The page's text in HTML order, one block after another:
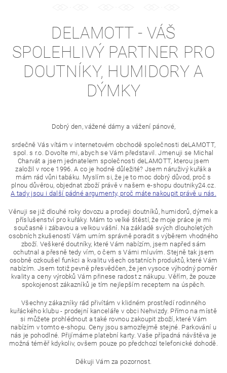
DELAMOTT - VÁŠ
SPOLEHLIVÝ PARTNER PRO
DOUTNÍKY, HUMIDORY A
DÝMKY
Dobrý den, vážené dámy a vážení pánové,
srdečně Vás vítám v internetovém obchodě společnosti deLAMOTT,
spol. s r.o. Dovolte mi, abych se Vám představil. Jmenuji se Michal
Charvát a jsem jednatelem společnosti deLAMOTT, kterou jsem
založil v roce 1996. A co je hodně důležité? Jsem náruživý kuřák a
mám rád vůni tabáku. Myslím si, že je to moc dobrý důvod, proč s
plnou důvěrou, objednat zboží právě v našem e-shopu doutniky24.cz.
A tady jsou i další pádné argumenty, proč máte nakoupit právě u nás.
Věnuji se již dlouhé roky dovozu a prodeji doutníků, humidorů, dýmek a
příslušenství pro kuřáky. Mám to velké štěstí, že moje práce je mi
současně i zábavou a velkou vášní. Na základě svých dlouholetých
osobních zkušeností Vám umím správně poradit s výběrem vhodného
zboží. Veškeré doutníky, které Vám nabízím, jsem napřed sám
ochutnal a přesně tedy vím, o čem s Vámi mluvím. Stejně tak jsem
osobně ozkoušel funkci a kvalitu všech ostatních produktů, které Vám
nabízím. Jsem totiž pevně přesvědčen, že jen vysoce výhodný poměr
kvality a ceny výrobků Vám přinese radost z nákupu. Věřím, že pouze
spokojenost zákazníků je tím nejlepším receptem na úspěch.
Všechny zákazníky rád přivítám v klidném prostředí rodinného
kuřáckého klubu - prodejní kanceláře v obci Nehvizdy. Přímo na místě
si můžete prohlédnout a také rovnou zakoupit zboží, které Vám
nabízím v tomto e-shopu. Ceny jsou samozřejmě stejné. Parkování u
nás je pohodlné. Přijímáme platební karty. Vaše případná návštěva je
možná téměř kdykoliv, ovšem pouze po předchozí telefonické dohodě.
Děkuji Vám za pozornost.